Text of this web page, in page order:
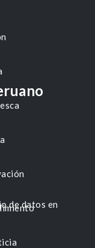
de datos en